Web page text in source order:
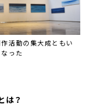
活動の集大成ともい
った
は？